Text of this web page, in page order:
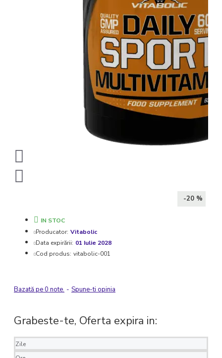
-20 %
IN STOC
Producator: Vitabolic
Data expirării: 01 Iulie 2028
Cod produs: vitabolic-001
Bazată pe 0 note. - Spune-ti opinia
Grabeste-te, Oferta expira in:
Zile